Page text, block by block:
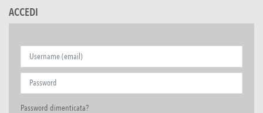
ACCEDI
Password dimenticata?